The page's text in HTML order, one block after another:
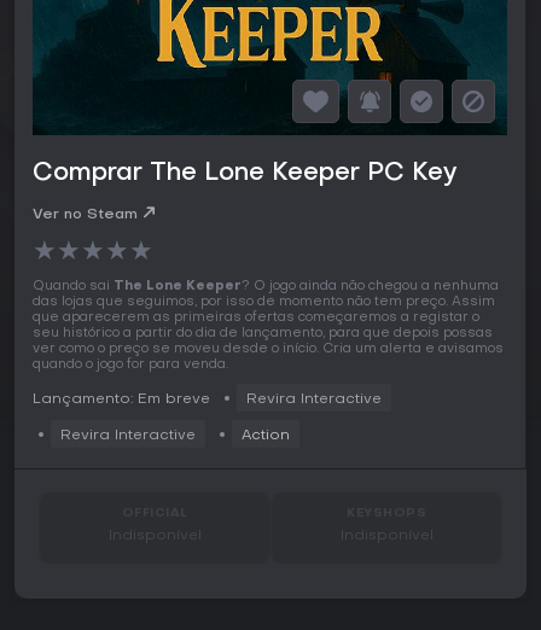
Comprar The Lone Keeper PC Key
Ver no Steam
★★★★★
Quando sai The Lone Keeper? O jogo ainda não chegou a nenhuma
das lojas que seguimos, por isso de momento não tem preço. Assim
que aparecerem as primeiras ofertas começaremos a registar o
seu histórico a partir do dia de lançamento, para que depois possas
ver como o preço se moveu desde o início. Cria um alerta e avisamos
quando o jogo for para venda.
Lançamento: Em breve Revira Interactive
Revira Interactive Action
Indisponível Indisponível